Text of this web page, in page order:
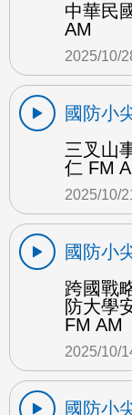
中華民
AM
2025/10/
國防小
三叉山
仁 FM
2025/10/
國防小
跨國戰
防大學
FM AM
2025/10/
國防小